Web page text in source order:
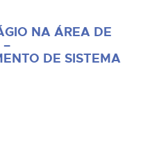
NA ÁREA DE
–
DE SISTEMA